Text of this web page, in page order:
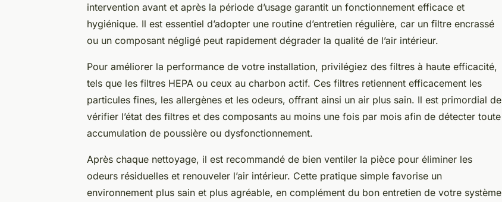
intervention avant et après la période d’usage garantit un fonctionnement efficace et
hygiénique. Il est essentiel d’adopter une routine d’entretien régulière, car un filtre encrassé
ou un composant négligé peut rapidement dégrader la qualité de l’air intérieur.
Pour améliorer la performance de votre installation, privilégiez des filtres à haute efficacité,
tels que les filtres HEPA ou ceux au charbon actif. Ces filtres retiennent efficacement les
particules fines, les allergènes et les odeurs, offrant ainsi un air plus sain. Il est primordial de
vérifier l’état des filtres et des composants au moins une fois par mois afin de détecter toute
accumulation de poussière ou dysfonctionnement.
Après chaque nettoyage, il est recommandé de bien ventiler la pièce pour éliminer les
odeurs résiduelles et renouveler l’air intérieur. Cette pratique simple favorise un
environnement plus sain et plus agréable, en complément du bon entretien de votre système